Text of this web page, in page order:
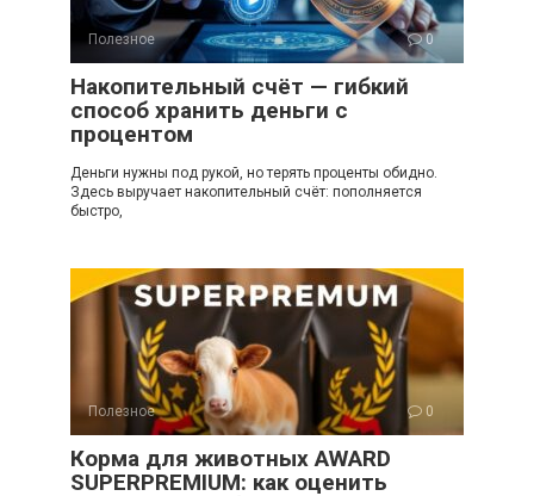
Полезное 0
Накопительный счёт — гибкий
способ хранить деньги с
процентом
Деньги нужны под рукой, но терять проценты обидно.
Здесь выручает накопительный счёт: пополняется
быстро,
Полезное 0
Корма для животных AWARD
SUPERPREMIUM: как оценить